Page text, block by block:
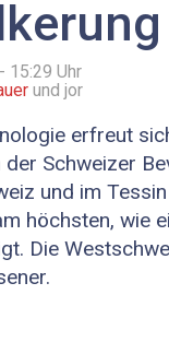
15:29 Uhr
und jor
erfreut
der Schweizer
und im
höchsten, wie
Die